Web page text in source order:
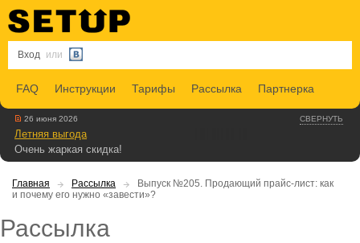
Вход или
FAQ Инструкции Тарифы Рассылка Партнерка
СВЕРНУТЬ
26 июня 2026
Летняя выгода
Очень жаркая скидка!
Главная Рассылка
Выпуск №205. Продающий прайс-лист: как
и почему его нужно «завести»?
Рассылка